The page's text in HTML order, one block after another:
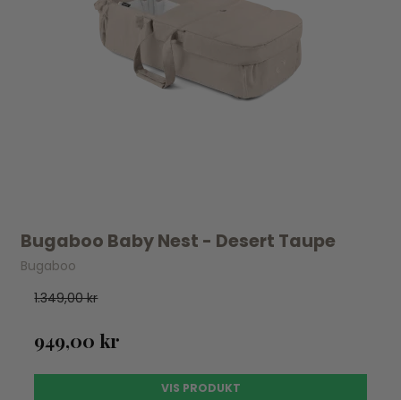
Bugaboo Baby Nest - Desert Taupe
Bugaboo
1.349,00 kr
949,00 kr
VIS PRODUKT